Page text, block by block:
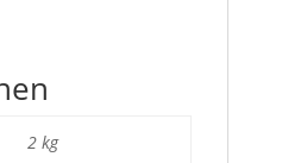
2 kg